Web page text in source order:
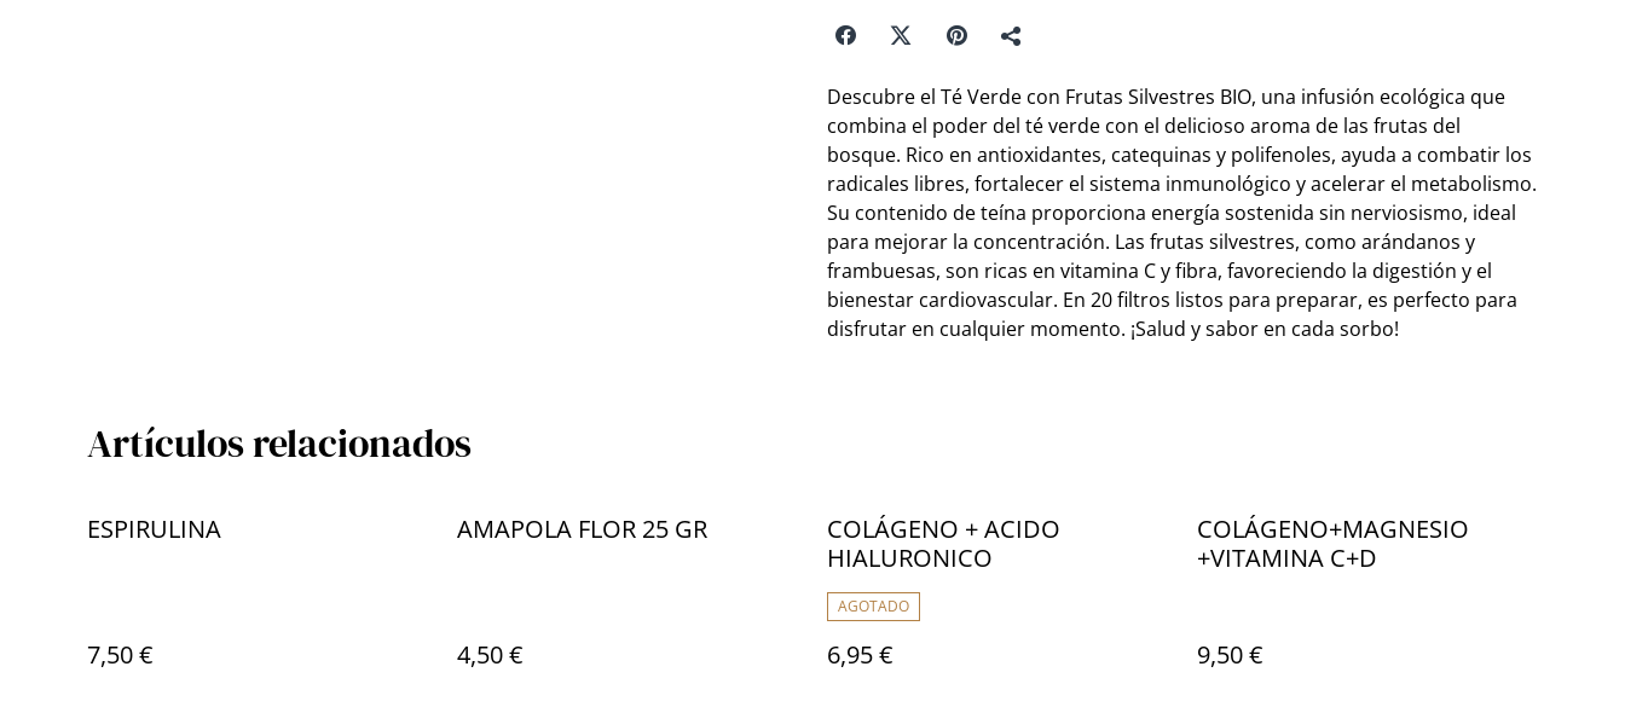
Descubre el Té Verde con Frutas Silvestres BIO, una infusión ecológica que
combina el poder del té verde con el delicioso aroma de las frutas del
bosque. Rico en antioxidantes, catequinas y polifenoles, ayuda a combatir los
radicales libres, fortalecer el sistema inmunológico y acelerar el metabolismo.
Su contenido de teína proporciona energía sostenida sin nerviosismo, ideal
para mejorar la concentración. Las frutas silvestres, como arándanos y
frambuesas, son ricas en vitamina C y fibra, favoreciendo la digestión y el
bienestar cardiovascular. En 20 filtros listos para preparar, es perfecto para
disfrutar en cualquier momento. ¡Salud y sabor en cada sorbo!
Artículos relacionados
ESPIRULINA
7,50 €
AMAPOLA FLOR 25 GR
4,50 €
COLÁGENO + ACIDO
HIALURONICO
AGOTADO
6,95 €
COLÁGENO+MAGNESIO
+VITAMINA C+D
9,50 €